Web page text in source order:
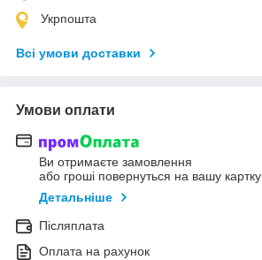
Укрпошта
Всі умови доставки
Умови оплати
Ви отримаєте замовлення
або гроші повернуться на вашу картку
Детальніше
Післяплата
Оплата на рахунок